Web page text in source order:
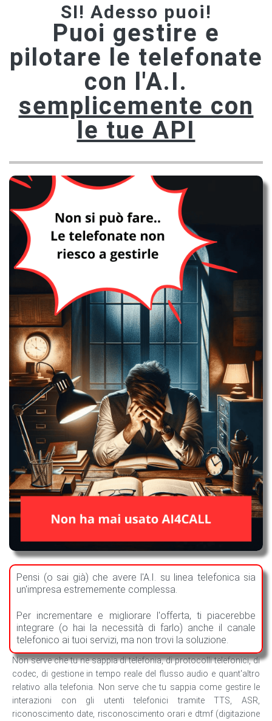
SI! Adesso puoi!
Puoi gestire e
pilotare le telefonate
con l'A.I.
semplicemente con
le tue API
Pensi (o sai già) che avere l'A.I. su linea telefonica sia
un'impresa estrememente complessa.
Per incrementare e migliorare l'offerta, ti piacerebbe
integrare (o hai la necessità di farlo) anche il canale
telefonico ai tuoi servizi, ma non trovi la soluzione.
Non serve che tu ne sappia di telefonia, di protocolli telefonici, di
codec, di gestione in tempo reale del flusso audio e quant'altro
relativo alla telefonia. Non serve che tu sappia come gestire le
interazioni con gli utenti telefonici tramite TTS, ASR,
riconoscimento date, risconoscimento orari e dtmf (digitazione